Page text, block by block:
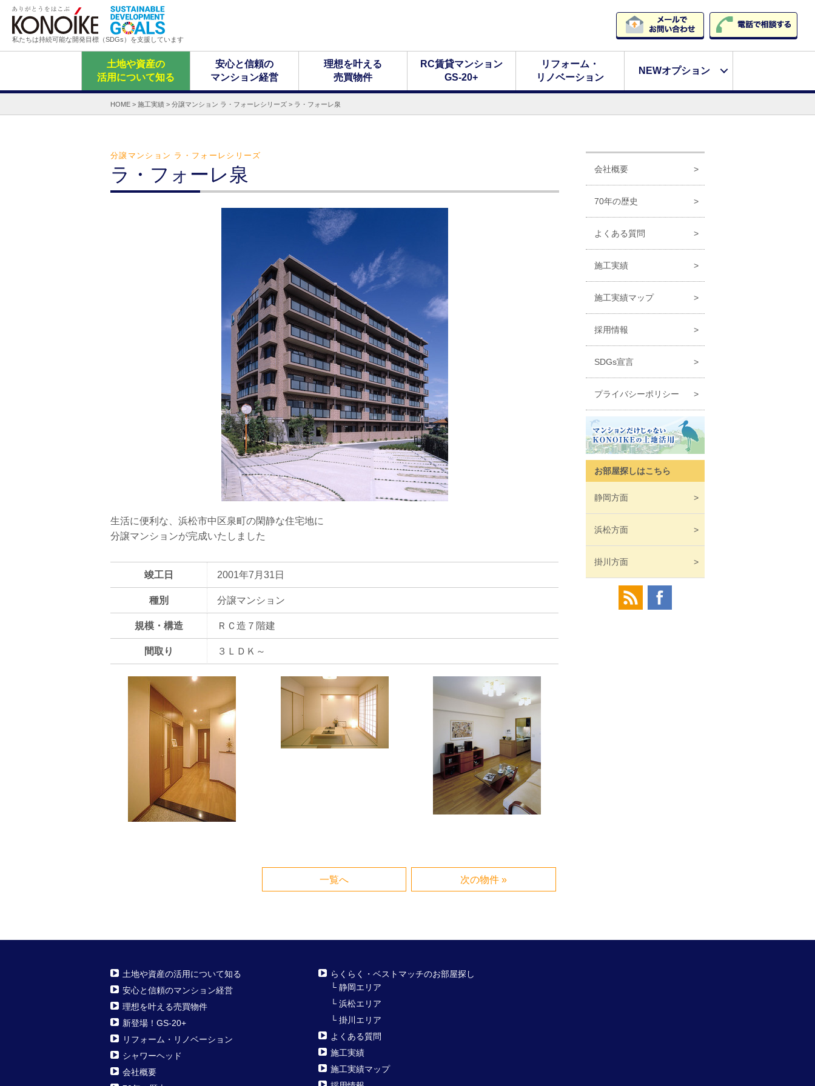
私たちは持続可能な開発目標（SDGs）を支援しています
土地や資産の
活用について知る
安心と信頼の
マンション経営
理想を叶える
売買物件
RC賃貸マンション
GS-20+
リフォーム・
リノベーション
NEWオプション
HOME > 施工実績 > 分譲マンション ラ・フォーレシリーズ > ラ・フォーレ泉
分譲マンション ラ・フォーレシリーズ
ラ・フォーレ泉
生活に便利な、浜松市中区泉町の閑静な住宅地に
分譲マンションが完成いたしました
竣工日 2001年7月31日
種別 分譲マンション
規模・構造 ＲＣ造７階建
間取り ３ＬＤＫ～
一覧へ 次の物件 »
会社概要
70年の歴史
よくある質問
施工実績
施工実績マップ
採用情報
SDGs宣言
プライバシーポリシー
お部屋探しはこちら
静岡方面
浜松方面
掛川 方面
土地や資産の活用について知る
安心と信頼のマンション経営
理想を叶える売買物件
新登場！GS-20+
リフォーム・リノベーション
シャワーヘッド
会社概要
らくらく・ベストマッチのお部屋探し
└ 静岡エリア
└ 浜松エリア
└ 掛川エリア
よくある質問
施工実績
施工実績マップ